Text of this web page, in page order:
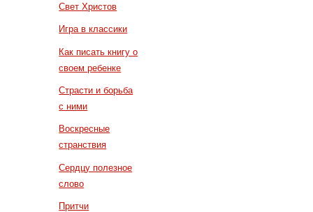
Свет Христов
Игра в классики
Как писать книгу о
своем ребенке
Страсти и борьба
с ними
Воскресные
странствия
Сердцу полезное
слово
Притчи